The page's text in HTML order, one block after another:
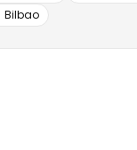
Bilbao